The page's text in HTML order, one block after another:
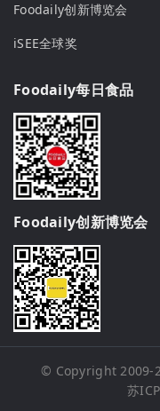
Foodaily创新博览会
iSEE全球奖
Foodaily每日食品
Foodaily创新博览会
© Copyright 2009-
苏